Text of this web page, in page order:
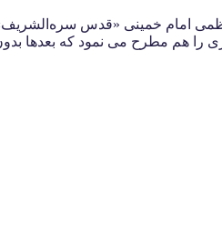
امام خمینی «قدس
را هم مطرح می نمود که بعدها بدون